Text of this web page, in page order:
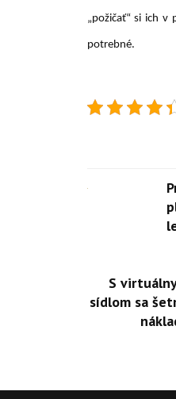
„požičať“ si ich v
potrebné.
S
sídlom sa